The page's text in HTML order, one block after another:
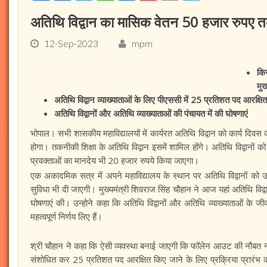
अतिथि विद्वान का मासिक वेतन 50 हजार रुपए
12-Sep-2023 mpm
अतिथि विद्वान व्याख्याताओं के लिए पीएससी में 25 प्रतिशत पद आरक्षित
अतिथि विद्वानों और अतिथि व्याख्याताओं की पंचायत में की घोषणाएं
भोपाल। सभी शासकीय महाविद्यालयों में कार्यरत अतिथि विद्वान को कार्य
होगा। तकनीकी शिक्षा के अतिथि विद्वान इसमें शामिल होंगे। अतिथि
प्रवक्ताओं का मानदेय भी 20 हजार रुपये किया जाएगा।
एक अकादमिक सत्र में अपने महाविद्यालय के स्थान पर अतिथि विद्वानों
सुविधा भी दी जाएगी। मुख्यमंत्री शिवराज सिंह चौहान ने आज यहां अतिथि
घोषणाएं की। उन्होने कहा कि अतिथि विद्वानों और अतिथि व्याख्याताओं
महत्वपूर्ण निर्णय लिए हैं।
श्री चौहान ने कहा कि ऐसी व्यवस्था बनाई जाएगी कि फॉलेन आउट की नौबत
संशोधित कर 25 प्रतिशत पद आरक्षित किए जाने के लिए प्रक्रिया प्रारंभ